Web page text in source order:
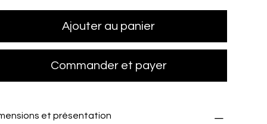
Ajouter au panier
Commander et payer
et présentation